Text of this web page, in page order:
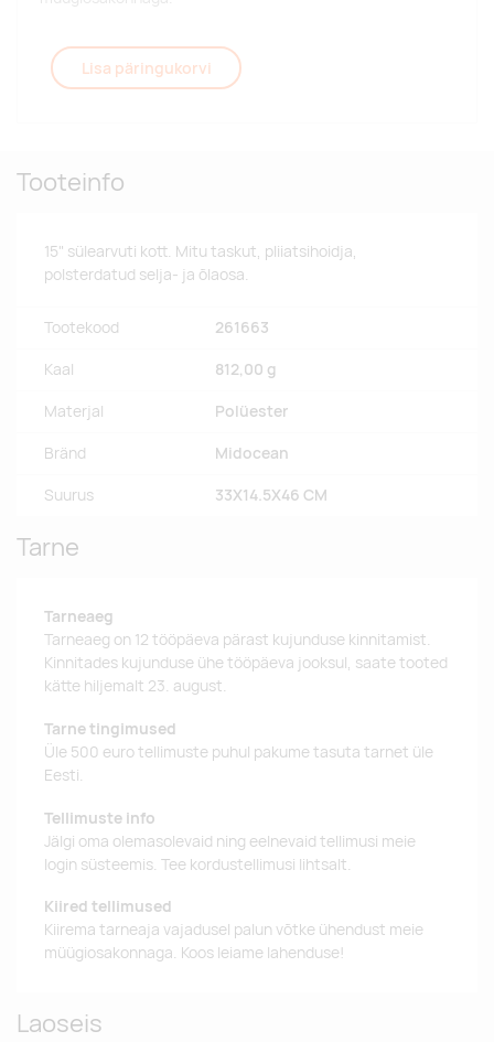
Lisa päringukorvi
Tooteinfo
15" sülearvuti kott. Mitu taskut, pliiatsihoidja,
polsterdatud selja- ja õlaosa.
Tootekood 261663
Kaal 812,00 g
Materjal Polüester
Bränd Midocean
Suurus 33X14.5X46 CM
Tarne
Tarneaeg
Tarneaeg on 12 tööpäeva pärast kujunduse kinnitamist.
Kinnitades kujunduse ühe tööpäeva jooksul, saate tooted
kätte hiljemalt 23. august.
Tarne tingimused
Üle 500 euro tellimuste puhul pakume tasuta tarnet üle
Eesti.
Tellimuste info
Jälgi oma olemasolevaid ning eelnevaid tellimusi meie
login süsteemis. Tee kordustellimusi lihtsalt.
Kiired tellimused
Kiirema tarneaja vajadusel palun võtke ühendust meie
müügiosakonnaga. Koos leiame lahenduse!
Laoseis